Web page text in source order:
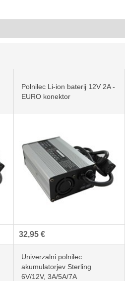
Polnilec Li-ion baterij 12V 2A -
EURO konektor
32,95 €
Univerzalni polnilec
akumulatorjev Sterling
6V/12V, 3A/5A/7A